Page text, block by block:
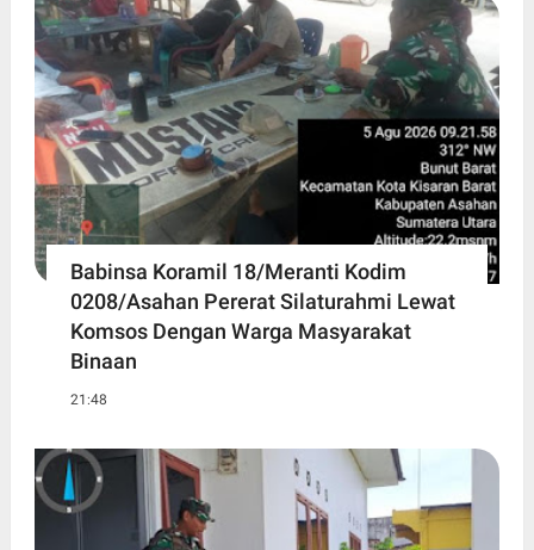
Babinsa Koramil 18/Meranti Kodim
0208/Asahan Pererat Silaturahmi Lewat
Komsos Dengan Warga Masyarakat
Binaan
21:48